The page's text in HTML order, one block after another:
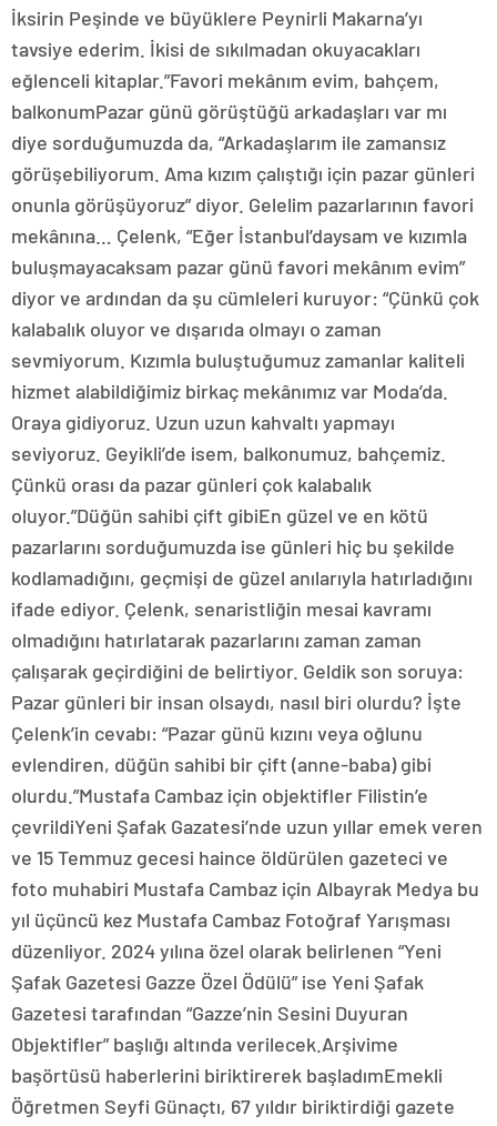
İksirin Peşinde ve büyüklere Peynirli Makarna’yı
tavsiye ederim. İkisi de sıkılmadan okuyacakları
eğlenceli kitaplar.”Favori mekânım evim, bahçem,
balkonumPazar günü görüştüğü arkadaşları var mı
diye sorduğumuzda da, “Arkadaşlarım ile zamansız
görüşebiliyorum. Ama kızım çalıştığı için pazar günleri
onunla görüşüyoruz” diyor. Gelelim pazarlarının favori
mekânına… Çelenk, “Eğer İstanbul’daysam ve kızımla
buluşmayacaksam pazar günü favori mekânım evim”
diyor ve ardından da şu cümleleri kuruyor: “Çünkü çok
kalabalık oluyor ve dışarıda olmayı o zaman
sevmiyorum. Kızımla buluştuğumuz zamanlar kaliteli
hizmet alabildiğimiz birkaç mekânımız var Moda’da.
Oraya gidiyoruz. Uzun uzun kahvaltı yapmayı
seviyoruz. Geyikli’de isem, balkonumuz, bahçemiz.
Çünkü orası da pazar günleri çok kalabalık
oluyor.”Düğün sahibi çift gibiEn güzel ve en kötü
pazarlarını sorduğumuzda ise günleri hiç bu şekilde
kodlamadığını, geçmişi de güzel anılarıyla hatırladığını
ifade ediyor. Çelenk, senaristliğin mesai kavramı
olmadığını hatırlatarak pazarlarını zaman zaman
çalışarak geçirdiğini de belirtiyor. Geldik son soruya:
Pazar günleri bir insan olsaydı, nasıl biri olurdu? İşte
Çelenk’in cevabı: “Pazar günü kızını veya oğlunu
evlendiren, düğün sahibi bir çift (anne-baba) gibi
olurdu.”Mustafa Cambaz için objektifler Filistin’e
çevrildiYeni Şafak Gazatesi’nde uzun yıllar emek veren
ve 15 Temmuz gecesi haince öldürülen gazeteci ve
foto muhabiri Mustafa Cambaz için Albayrak Medya bu
yıl üçüncü kez Mustafa Cambaz Fotoğraf Yarışması
düzenliyor. 2024 yılına özel olarak belirlenen “Yeni
Şafak Gazetesi Gazze Özel Ödülü” ise Yeni Şafak
Gazetesi tarafından “Gazze’nin Sesini Duyuran
Objektifler” başlığı altında verilecek.Arşivime
başörtüsü haberlerini biriktirerek başladımEmekli
Öğretmen Seyfi Günaçtı, 67 yıldır biriktirdiği gazete